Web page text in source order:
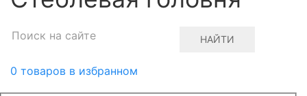
НАЙТИ
0 товаров в избранном